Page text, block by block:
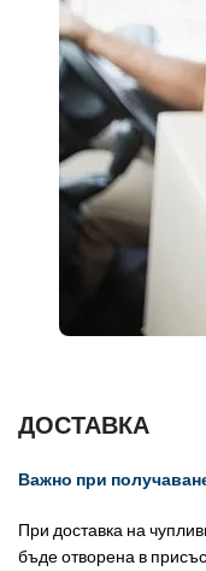
ДОСТАВКА
Важно при
При доставка на
бъде отворена в